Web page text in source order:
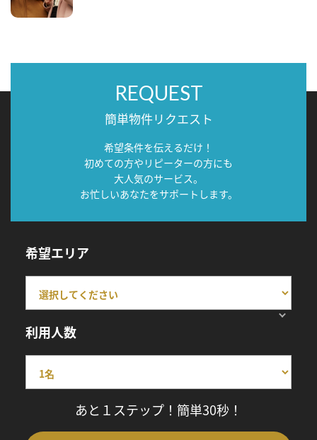
REQUEST
簡単物件リクエスト
希望条件を伝えるだけ！
初めての方やリピーターの方にも
大人気のサービス。
お忙しいあなたをサポートします。
希望エリア
利用人数
あと１ステップ！簡単30秒！